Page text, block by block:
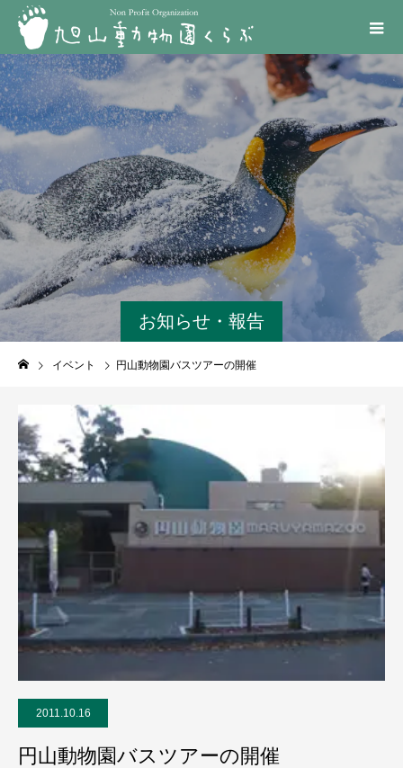
お知らせ・報告
イベント 円山動物園バスツアーの開催
2011.10.16
円山動物園バスツアーの開催